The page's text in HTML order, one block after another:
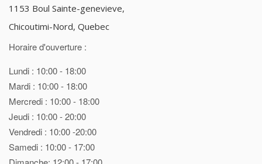
1153 Boul Sainte-genevieve,
Chicoutimi-Nord, Quebec
Horaire d'ouverture :
Lundi : 10:00 - 18:00
Mardi : 10:00 - 18:00
Mercredi : 10:00 - 18:00
Jeudi : 10:00 - 20:00
Vendredi : 10:00 -20:00
Samedi : 10:00 - 17:00